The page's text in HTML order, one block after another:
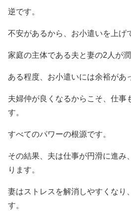
逆です。
不安があるから、お小遣いを上げ
家庭の主体である夫と妻の2人が
ある程度、お小遣いには余裕があ
夫婦仲が良くなるからこそ、仕事
す。
すべてのパワーの根源です。
その結果、夫は仕事が円滑に進み
ります。
妻はストレスを解消しやすくなり
す。